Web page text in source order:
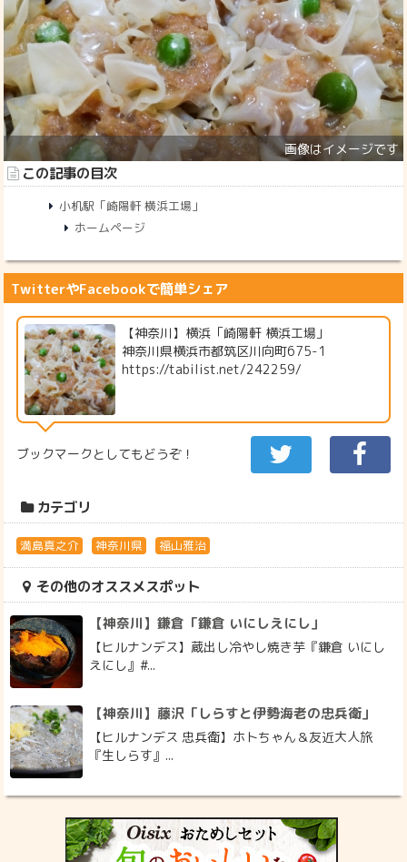
この記事の目次
小机駅「崎陽軒 横浜工場」
ホームページ
TwitterやFacebookで簡単シェア
【神奈川】横浜「崎陽軒 横浜工場」
神奈川県横浜市都筑区川向町675-1
https://tabilist.net/242259/
ブックマークとしてもどうぞ！
カテゴリ
満島真之介 神奈川県 福山雅治
その他のオススメスポット
【神奈川】鎌倉「鎌倉 いにしえにし」
【ヒルナンデス】蔵出し冷やし焼き芋『鎌倉 いにし
えにし』#...
【神奈川】藤沢「しらすと伊勢海老の忠兵衛」
【ヒルナンデス 忠兵衛】ホトちゃん＆友近大人旅
『生しらす』...